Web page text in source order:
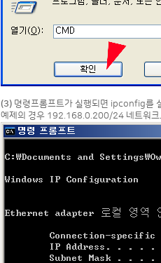
(3) 명령프롬프트가 실행되면 ipconfig를
예제의 경우 192.168.0.200/24 네트워크